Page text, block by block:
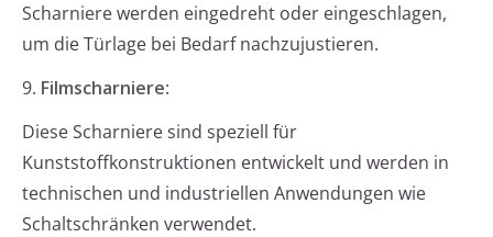
Scharniere werden eingedreht oder eingeschlagen,
um die Türlage bei Bedarf nachzujustieren.
9. Filmscharniere:
Diese Scharniere sind speziell für
Kunststoffkonstruktionen entwickelt und werden in
technischen und industriellen Anwendungen wie
Schaltschränken verwendet.